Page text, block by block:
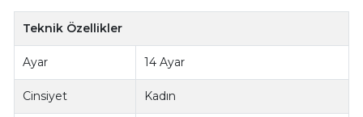
Teknik Özellikler
Ayar 14 Ayar
Cinsiyet Kadın